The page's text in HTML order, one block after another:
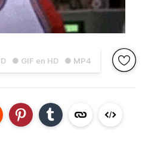
● GIF en HD ● MP4